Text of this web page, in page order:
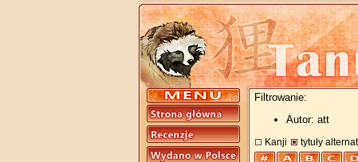
Filtrowanie:
Autor: att
Kanji tytuły